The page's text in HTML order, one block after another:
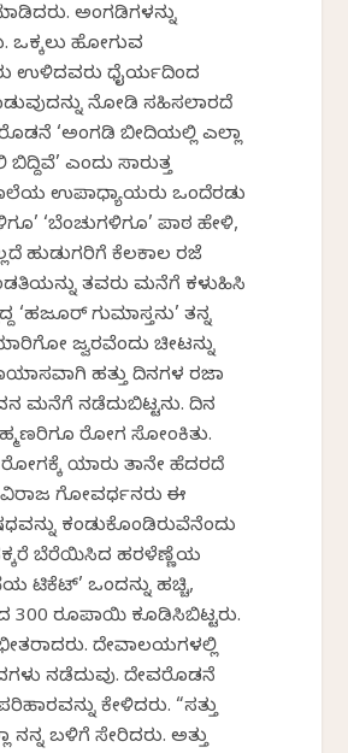
ಅಂಗಡಿಗಳನ್ನು
ಒಕ್ಕಲು ಹೋಗುವ
ಉಳಿದವರು ಧೈರ್ಯದಿಂದ
ನೋಡಿ ಸಹಿಸಲಾರದೆ
‘ಅಂಗಡಿ ಬೀದಿಯಲ್ಲಿ ಎಲ್ಲಾ
ಎಂದು ಸಾರುತ್ತ
ಉಪಾಧ್ಯಾಯರು ಒಂದೆರಡು
‘ಬೆಂಚುಗಳಿಗೂ’ ಪಾಠ ಹೇಳಿ,
ಹುಡುಗರಿಗೆ ಕೆಲಕಾಲ ರಜೆ
ತವರು ಮನೆಗೆ ಕಳುಹಿಸಿ
‘ಹಜೂರ್ ಗುಮಾಸ್ತನು’ ತನ್ನ
ಜ್ವರವೆಂದು ಚೀಟನ್ನು
ಹತ್ತು ದಿನಗಳ ರಜಾ
ಮನೆಗೆ ನಡೆದುಬಿಟ್ಟನು. ದಿನ
ರೋಗ ಸೋಂಕಿತು.
ಯಾರು ತಾನೇ ಹೆದರದೆ
ಗೋವರ್ಧನರು ಈ
ಕಂಡುಕೊಂಡಿರುವೆನೆಂದು
ಬೆರೆಯಿಸಿದ ಹರಳೆಣ್ಣೆಯ
ಟಿಕೆಟ್’ ಒಂದನ್ನು ಹಚ್ಚಿ,
300 ರೂಪಾಯಿ ಕೂಡಿಸಿಬಿಟ್ಟರು.
ದೇವಾಲಯಗಳಲ್ಲಿ
ನಡೆದುವು. ದೇವರೊಡನೆ
ಕೇಳಿದರು. “ಸತ್ತು
ಬಳಿಗೆ ಸೇರಿದರು. ಅತ್ತು